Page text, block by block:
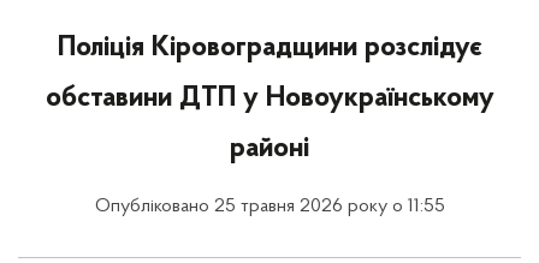
Поліція Кіровоградщини розслідує
обставини ДТП у Новоукраїнському
районі
Опубліковано 25 травня 2026 року о 11:55